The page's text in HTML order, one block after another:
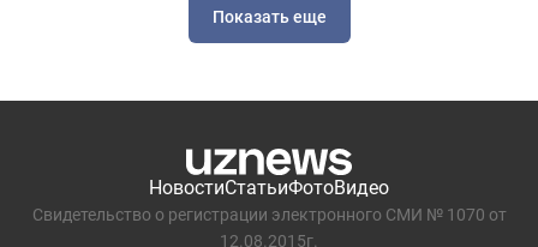
Показать еще
НовостиСтатьиФотоВидео
Свидетельство о регистрации электронного СМИ № 1070 от
12.08.2015г.